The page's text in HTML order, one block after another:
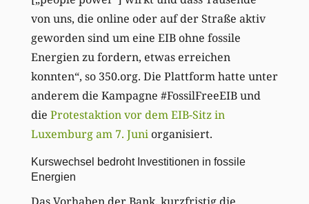
von uns, die online oder auf der Straße aktiv
geworden sind um eine EIB ohne fossile
Energien zu fordern, etwas erreichen
konnten“, so 350.org. Die Plattform hatte unter
anderem die Kampagne #FossilFreeEIB und
die Protestaktion vor dem EIB-Sitz in
Luxemburg am 7. Juniorganisiert.
Kurswechsel bedroht Investitionen in fossile
Energien